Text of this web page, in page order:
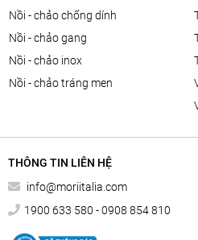
nồi - chảo chống dính
nồi - chảo gang
nồi - chảo inox
nồi - chảo tráng men
THÔNG TIN LIÊN HỆ
info@moriitalia.com
1900 633 580 - 0908 854 810